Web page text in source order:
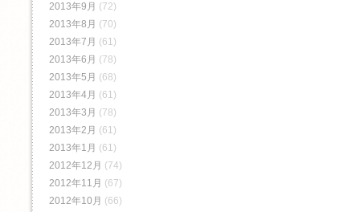
2013年9月 (72)
2013年8月 (70)
2013年7月 (61)
2013年6月 (78)
2013年5月 (68)
2013年4月 (61)
2013年3月 (78)
2013年2月 (61)
2013年1月 (61)
2012年12月 (74)
2012年11月 (67)
2012年10月 (66)